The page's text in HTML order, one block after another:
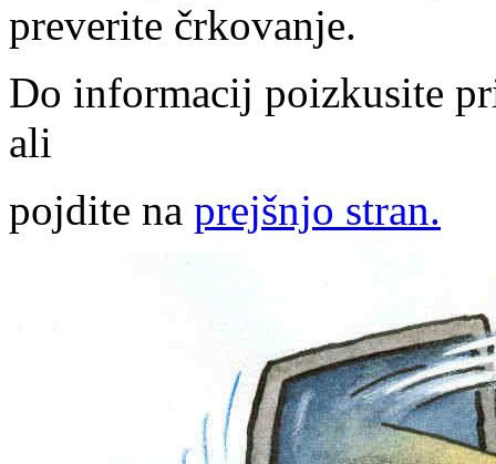
preverite črkovanje.
Do informacij poizkusite
ali
pojdite na prejšnjo stran.